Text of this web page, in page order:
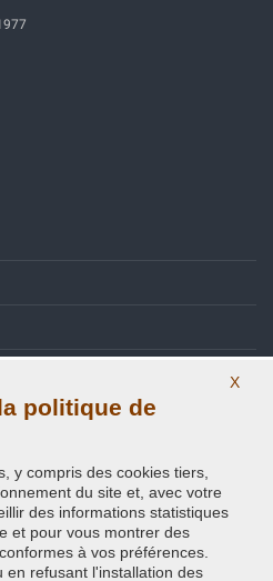
X
politique de
y compris des cookies tiers,
du site et, avec votre
des informations statistiques
et pour vous montrer des
à vos préférences.
en refusant l'installation des